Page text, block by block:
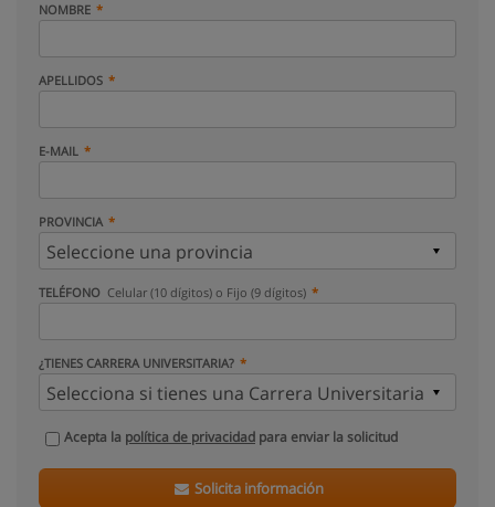
NOMBRE
APELLIDOS
E-MAIL
PROVINCIA
TELÉFONO Celular (10 dígitos) o Fijo (9 dígitos)
¿TIENES CARRERA UNIVERSITARIA?
Acepta la política de privacidad para enviar la solicitud
Solicita información